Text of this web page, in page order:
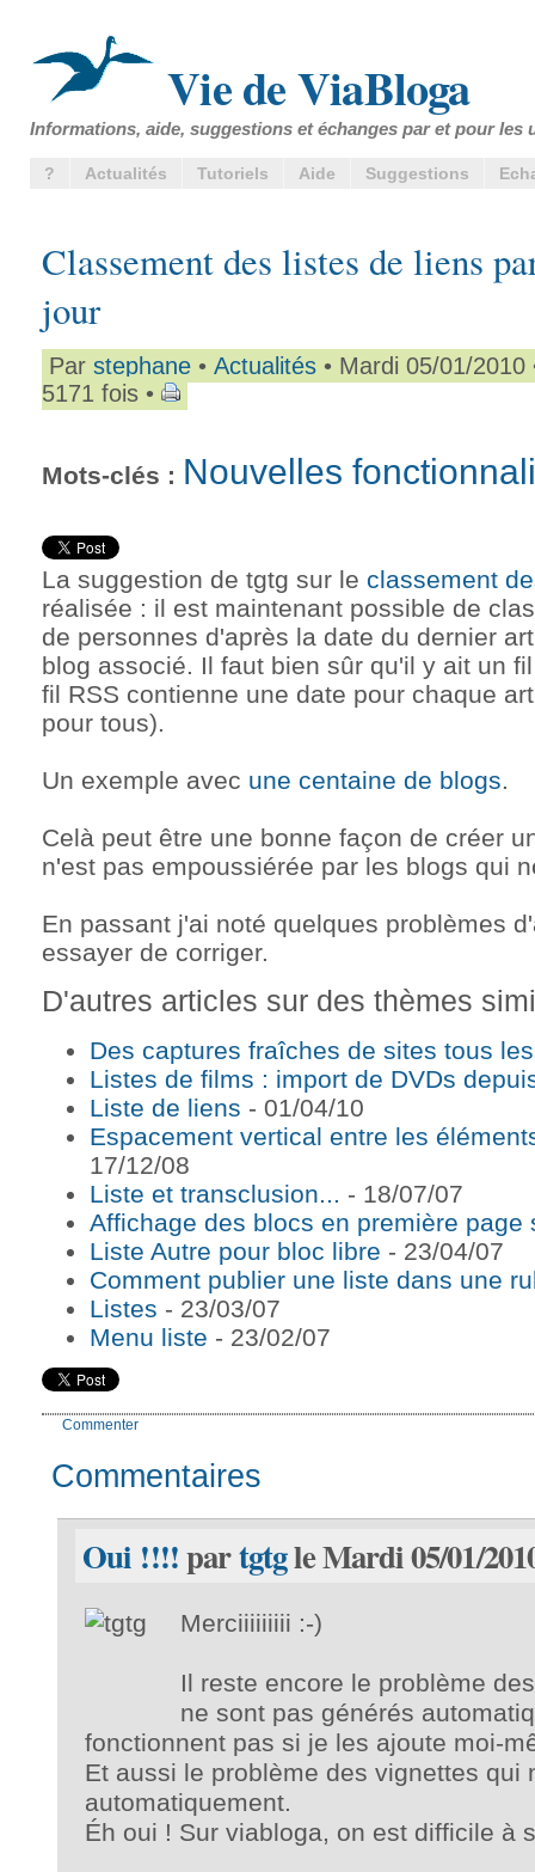
Vie de ViaBloga
Informations, aide, suggestions et échanges par et pour les
? Actualités Tutoriels Aide Suggestions
Classement des listes de liens
jour
Par stephane • Actualités • Mardi 05/01/2010
5171 fois •
Mots-clés : Nouvelles
La suggestion de tgtg sur le classement
réalisée : il est maintenant possible de
de personnes d'après la date du dernier
blog associé. Il faut bien sûr qu'il y ait un
fil RSS contienne une date pour chaque
pour tous).
Un exemple avec une centaine de blogs.
Celà peut être une bonne façon de créer
n'est pas empoussiérée par les blogs qui
En passant j'ai noté quelques problèmes
essayer de corriger.
D'autres articles sur des thèmes
Des captures fraîches de sites tous
Listes de films : import de DVDs
Liste de liens - 01/04/10
Espacement vertical entre les
17/12/08
Liste et transclusion... - 18/07/07
Affichage des blocs en première page
Liste Autre pour bloc libre - 23/04/07
Comment publier une liste dans une
Listes - 23/03/07
Menu liste - 23/02/07
Commenter
Commentaires
Oui !!!!partgtgle Mardi 05/01/
Merciiiiiiiii :-)
Il reste encore le problème
ne sont pas générés
fonctionnent pas si je les ajoute moi-
Et aussi le problème des vignettes qui
automatiquement.
Éh oui ! Sur viabloga, on est difficile à